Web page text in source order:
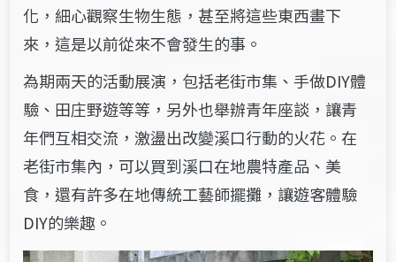
化，細心觀察生物生態，甚至將這些東西畫下
來，這是以前從來不會發生的事。
為期兩天的活動展演，包括老街市集、手做DIY體
驗、田庄野遊等等，另外也舉辦青年座談，讓青
年們互相交流，激盪出改變溪口行動的火花。在
老街市集內，可以買到溪口在地農特產品、美
食，還有許多在地傳統工藝師擺攤，讓遊客體驗
DIY的樂趣。